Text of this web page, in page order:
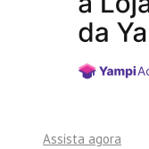
Assista agora